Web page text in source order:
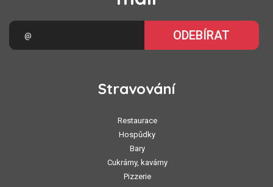
ODEBÍRAT
Stravování
Restaurace
Hospůdky
Bary
Cukrárny, kavárny
Pizzerie